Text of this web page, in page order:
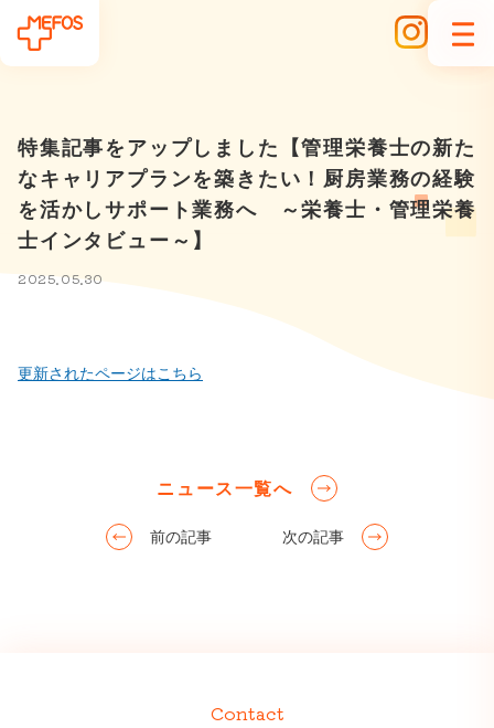
特集記事をアップしました【管理栄養士の新た
なキャリアプランを築きたい！厨房業務の経験
を活かしサポート業務へ ～栄養士・管理栄養
士インタビュー～】
2025.05.30
更新されたページはこちら
前の記事
ニュース一覧へ
次の記事
Contact